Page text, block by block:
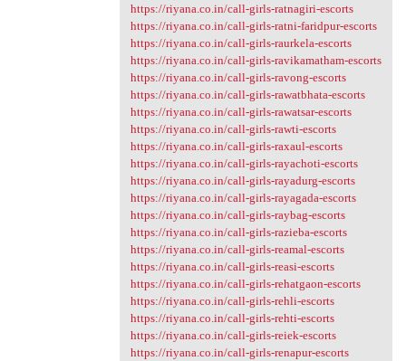
https://riyana.co.in/call-girls-ratnagiri-escorts
https://riyana.co.in/call-girls-ratni-faridpur-escorts
https://riyana.co.in/call-girls-raurkela-escorts
https://riyana.co.in/call-girls-ravikamatham-escorts
https://riyana.co.in/call-girls-ravong-escorts
https://riyana.co.in/call-girls-rawatbhata-escorts
https://riyana.co.in/call-girls-rawatsar-escorts
https://riyana.co.in/call-girls-rawti-escorts
https://riyana.co.in/call-girls-raxaul-escorts
https://riyana.co.in/call-girls-rayachoti-escorts
https://riyana.co.in/call-girls-rayadurg-escorts
https://riyana.co.in/call-girls-rayagada-escorts
https://riyana.co.in/call-girls-raybag-escorts
https://riyana.co.in/call-girls-razieba-escorts
https://riyana.co.in/call-girls-reamal-escorts
https://riyana.co.in/call-girls-reasi-escorts
https://riyana.co.in/call-girls-rehatgaon-escorts
https://riyana.co.in/call-girls-rehli-escorts
https://riyana.co.in/call-girls-rehti-escorts
https://riyana.co.in/call-girls-reiek-escorts
https://riyana.co.in/call-girls-renapur-escorts